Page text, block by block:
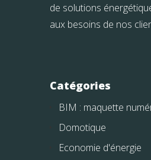
de solutions
aux besoins de nos
Catégories
BIM : maquette
Domotique
Economie d'énergie